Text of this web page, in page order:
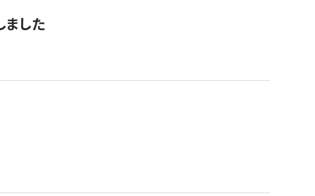
ました